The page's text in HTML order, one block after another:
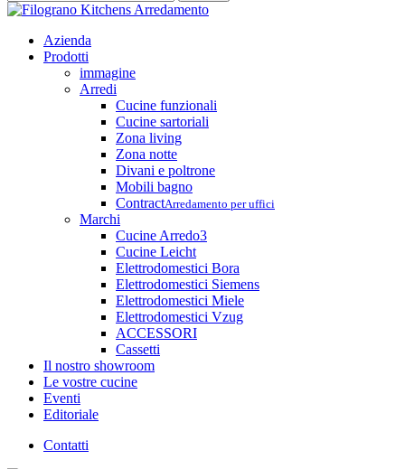
Close
Menu
Azienda
Prodotti
immagine
Arredi
Cucine funzionali
Cucine sartoriali
Zona living
Zona notte
Divani e poltrone
Mobili bagno
ContractArredamento per uffici
Marchi
Cucine Arredo3
Cucine Leicht
Elettrodomestici Bora
Elettrodomestici Siemens
Elettrodomestici Miele
Elettrodomestici Vzug
ACCESSORI
Cassetti
Il nostro showroom
Le vostre cucine
Eventi
Editoriale
Contatti